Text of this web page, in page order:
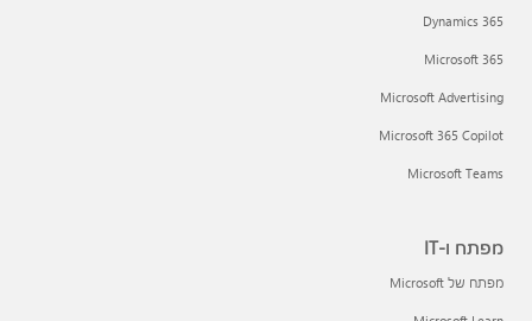
Dynamics 365
Microsoft 365
Microsoft Advertising
Microsoft 365 Copilot
Microsoft Teams
מפתח ו-IT
מפתח של Microsoft